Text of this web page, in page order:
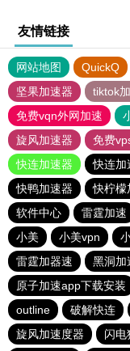
友情链接
网站地图 QuickQ
坚果加速器
tiktok
免费vqn外网加速
旋风加速器
免费
快连加速器
快连加
快鸭加速器
快柠檬
软件中心
雷霆加速
小美
小美vpn
雷霆加器速
黑洞加
原子加速app下载安装
outline
破解快连
旋风加速度器
闪电